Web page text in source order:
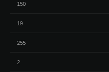
150
19
255
2